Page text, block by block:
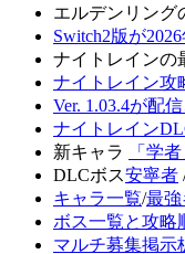
エルデンリング
Switch2版が
ナイトレインの
ナイトレイン攻
Ver. 1.03.4が配
ナイトレイン
新キャラ
「学者
DLCボス安寧者
キャラ一覧/最強
ボス一覧と攻略
マルチ募集掲示